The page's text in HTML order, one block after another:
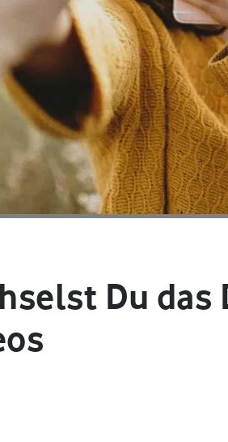
Du